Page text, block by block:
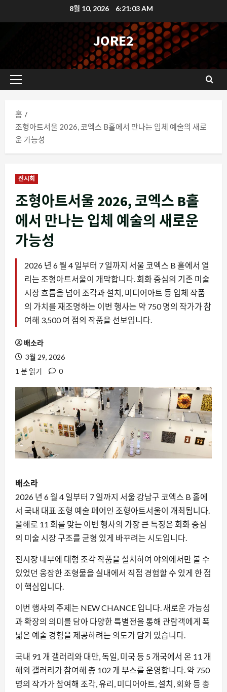
텐
가
8월 10, 2026 6:21:04 AM
JORE2
기
메
뉴
홈
조형아트서울 2026, 코엑스 B홀에서 만나는 입체 예술의 새로
운 가능성
전시회
조형아트서울 2026, 코엑스 B홀
에서 만나는 입체 예술의 새로운
가능성
2026 년 6 월 4 일부터 7 일까지 서울 코엑스 B 홀에서 열
리는 조형아트서울이 개막합니다. 회화 중심의 기존 미술
시장 흐름을 넘어 조각과 설치, 미디어아트 등 입체 작품
의 가치를 재조명하는 이번 행사는 약 750 명의 작가가 참
여해 3,500 여 점의 작품을 선보입니다.
배소라
3월 29, 2026
1 분 읽기
0
배소라
2026 년 6 월 4 일부터 7 일까지 서울 강남구 코엑스 B 홀에
서 국내 대표 조형 예술 페어인 조형아트서울이 개최됩니다.
올해로 11 회를 맞는 이번 행사의 가장 큰 특징은 회화 중심
의 미술 시장 구조를 균형 있게 바꾸려는 시도입니다.
전시장 내부에 대형 조각 작품을 설치하여 야외에서만 볼 수
있었던 웅장한 조형물을 실내에서 직접 경험할 수 있게 한 점
이 핵심입니다.
이번 행사의 주제는 NEW CHANCE 입니다. 새로운 가능성
과 확장의 의미를 담아 다양한 특별전을 통해 관람객에게 폭
넓은 예술 경험을 제공하려는 의도가 담겨 있습니다.
국내 91 개 갤러리와 대만, 독일, 미국 등 5 개국에서 온 11 개
해외 갤러리가 참여해 총 102 개 부스를 운영합니다. 약 750
명의 작가가 참여해 조각, 유리, 미디어아트, 설치, 회화 등 총